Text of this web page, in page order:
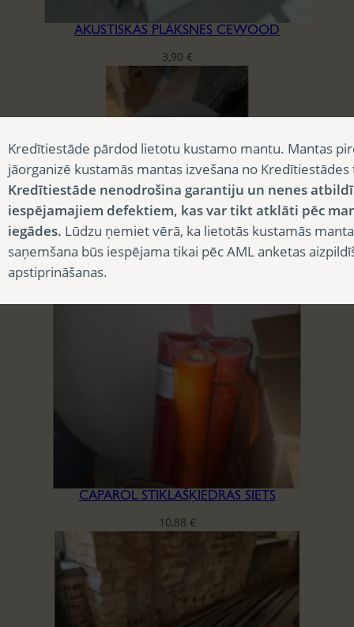
AKUSTISKĀS PLĀKSNES CEWOOD
3,90 €
BLĪVĒJAMĀ LENTA REĢIPŠA KONSTRUKCIJĀM
CAPAROL STIKLAŠĶIEDRAS SIETS
10,88 €
Kredītiestāde pārdod lietotu kustamo mantu. Mantas
jāorganizē kustamās mantas izvešana no
Kredītiestāde nenodrošina garantiju un nenes
iespējamajiem defektiem, kas var tikt atklāti pēc
iegādes. Lūdzu ņemiet vērā, ka lietotās kustamās
saņemšana būs iespējama tikai pēc AML anketas
apstiprināšanas.